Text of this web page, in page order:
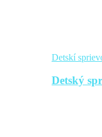
Detskí
Detský